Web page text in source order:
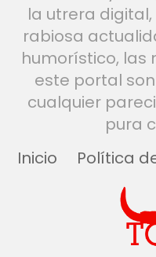
la utrera
rabiosa
humorístico, las
este portal
cualquier
pura
Inicio
Política